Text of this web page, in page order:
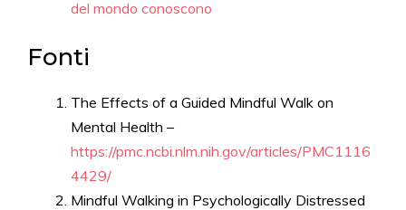
del mondo conoscono
Fonti
The Effects of a Guided Mindful Walk on
Mental Health –
https://pmc.ncbi.nlm.nih.gov/articles/PMC1116
4429/
Mindful Walking in Psychologically Distressed